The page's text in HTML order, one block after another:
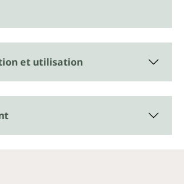
et utilisation